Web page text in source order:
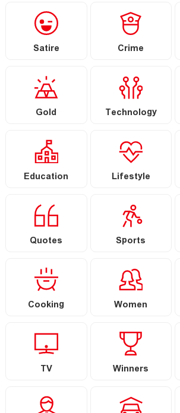
Satire Crime
Gold Technology
Education Lifestyle
Quotes Sports
Cooking Women
TV Winners